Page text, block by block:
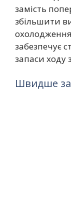
замість
збільшити
забезпечує
запаси ходу
Швидше